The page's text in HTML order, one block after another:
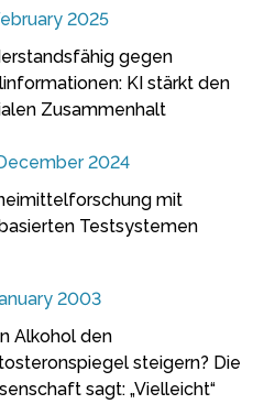
2025
gegen
KI stärkt den
Zusammenhalt
2024
mit
Testsystemen
2003
Alkohol den
steigern? Die
sagt: „Vielleicht“